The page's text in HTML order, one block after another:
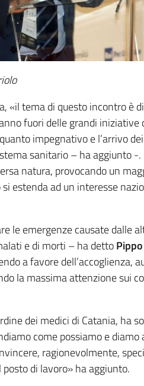
«il tema di questo incontro è
fuori delle grandi iniziative
impegnativo e l’arrivo
sanitario – ha aggiunto -
natura, provocando un
estenda ad un interesse
le emergenze causate dalle
e di morti – ha detto
a favore dell’accoglienza,
la massima attenzione sui
dei medici di Catania, ha
come possiamo e
ragionevolmente,
di lavoro» ha aggiunto.